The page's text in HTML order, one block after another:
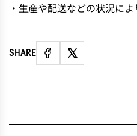
・生産や配送などの状況に
SHARE